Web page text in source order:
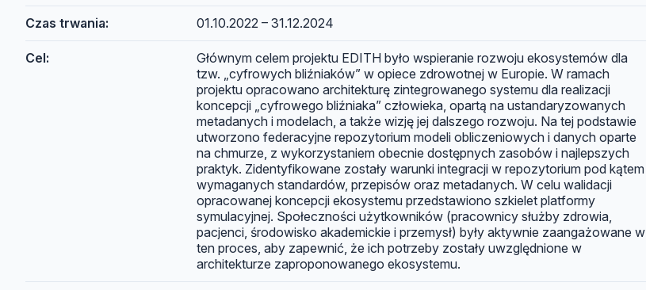
Czas trwania: 01.10.2022 – 31.12.2024
Cel:
Głównym celem projektu EDITH było wspieranie rozwoju ekosystemów dla
tzw. „cyfrowych bliźniaków” w opiece zdrowotnej w Europie. W ramach
projektu opracowano architekturę zintegrowanego systemu dla realizacji
koncepcji „cyfrowego bliźniaka” człowieka, opartą na ustandaryzowanych
metadanych i modelach, a także wizję jej dalszego rozwoju. Na tej podstawie
utworzono federacyjne repozytorium modeli obliczeniowych i danych oparte
na chmurze, z wykorzystaniem obecnie dostępnych zasobów i najlepszych
praktyk. Zidentyfikowane zostały warunki integracji w repozytorium pod kątem
wymaganych standardów, przepisów oraz metadanych. W celu walidacji
opracowanej koncepcji ekosystemu przedstawiono szkielet platformy
symulacyjnej. Społeczności użytkowników (pracownicy służby zdrowia,
pacjenci, środowisko akademickie i przemysł) były aktywnie zaangażowane w
ten proces, aby zapewnić, że ich potrzeby zostały uwzględnione w
architekturze zaproponowanego ekosystemu.